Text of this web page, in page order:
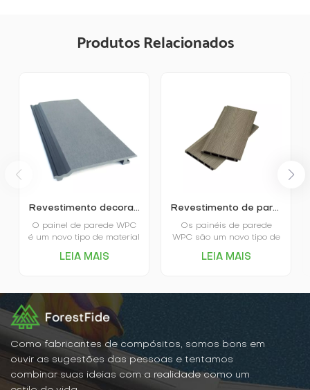
Produtos Relacionados
Revestimento decorativo de parede WPC para exteriores
O painel de parede WPC
é um novo tipo de material
principalmente de
matéria-prima, misturada
com materiais poliméricos
termoplásticos (plásticos)
e auxiliares de
processamento, entre
outros, e posteriormente
através de um
LEIA MAIS
Revestimento de parede decorativo coextrudado com painéis vazados para jardim
Os painéis de parede
WPC são um novo tipo de
que combina as
danos aos recursos
florestais.
LEIA MAIS
Como fabricantes de compósitos, somos bons em
ouvir as sugestões das pessoas e tentamos
combinar suas ideias com a realidade como um